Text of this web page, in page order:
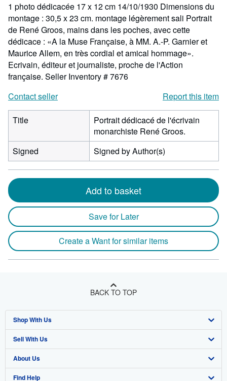
1 photo dédicacée 17 x 12 cm 14/10/1930 Dimensions du
montage : 30,5 x 23 cm. montage légèrement sali Portrait
de René Groos, mains dans les poches, avec cette
dédicace : «A la Muse Française, à MM. A.-P. Garnier et
Maurice Allem, en très cordial et amical hommage».
Ecrivain, éditeur et journaliste, proche de l'Action
française. Seller Inventory # 7676
Contact seller
Report this item
Title
Portrait dédicacé de l'écrivain
monarchiste René Groos.
Signed
Signed by Author(s)
Add to basket
Save for Later
Create a Want for similar items
BACK TO TOP
Shop With Us
Advanced Search
Browse Collections
My Account
Sell With Us
Start Selling
Join Our Affiliate Program
About Us
About AbeBooks
Find Help